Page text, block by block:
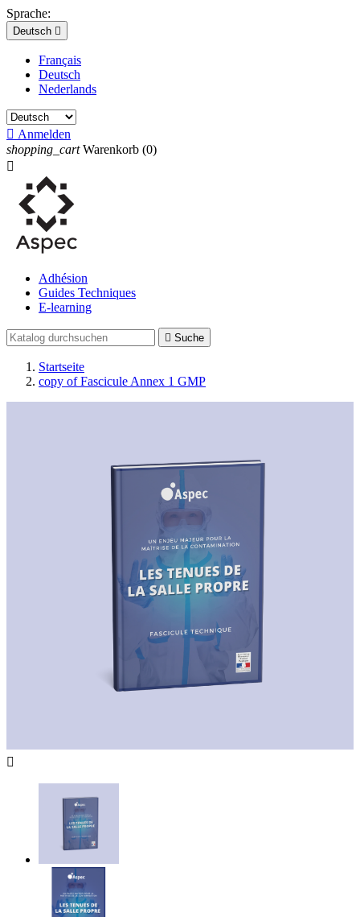
Sprache:
Deutsch 
Français
Deutsch
Nederlands
 Anmelden
shopping_cart Warenkorb (0)

Adhésion
Guides Techniques
E-learning
 Suche
Startseite
copy of Fascicule Annex 1 GMP
